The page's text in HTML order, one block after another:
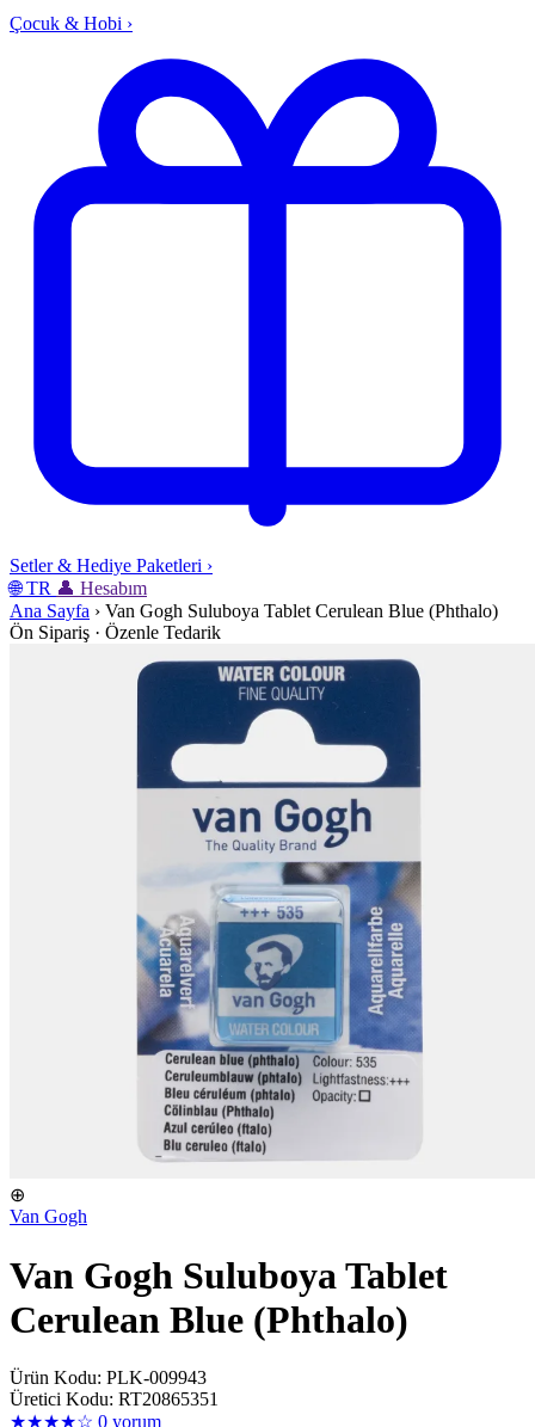
Çocuk & Hobi ›
Setler & Hediye Paketleri ›
🌐 TR 👤 Hesabım
Ana Sayfa › Van Gogh Suluboya Tablet Cerulean Blue (Phthalo)
Ön Sipariş · Özenle Tedarik
⊕
Van Gogh
Van Gogh Suluboya Tablet
Cerulean Blue (Phthalo)
Ürün Kodu: PLK-009943
Üretici Kodu: RT20865351
★★★★☆ 0 yorum